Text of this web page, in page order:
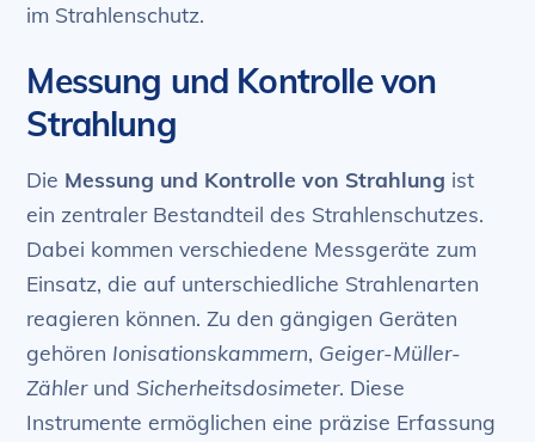
im Strahlenschutz.
Messung und Kontrolle von
Strahlung
Die Messung und Kontrolle von Strahlung ist
ein zentraler Bestandteil des Strahlenschutzes.
Dabei kommen verschiedene Messgeräte zum
Einsatz, die auf unterschiedliche Strahlenarten
reagieren können. Zu den gängigen Geräten
gehören Ionisationskammern, Geiger-Müller-
ZählerundSicherheitsdosimeter. Diese
Instrumente ermöglichen eine präzise Erfassung